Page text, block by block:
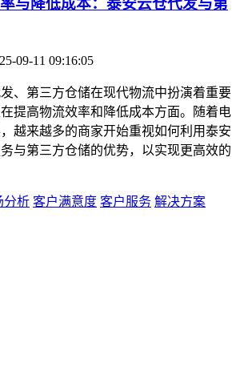
与降低成本：泰安云仓代发与第
09-11 09:16:05
、第三方仓储在现代物流中扮演着重要
提高物流效率和降低成本方面。随着电
越来越多的商家开始重视如何利用泰安
与第三方仓储的优势，以实现更高效的
分析 客户满意度 客户服务 解决方案